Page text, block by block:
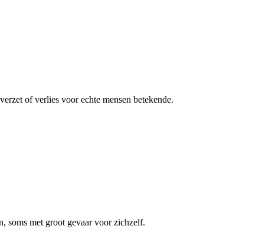
of verlies voor echte mensen betekende.
soms met groot gevaar voor zichzelf.